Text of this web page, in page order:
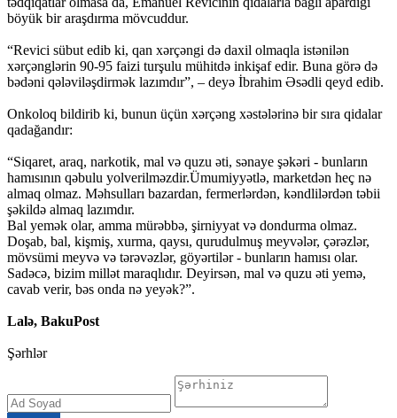
böyük bir araşdırma mövcuddur.
“Revici sübut edib ki, qan xərçəngi də daxil olmaqla istənilən
xərçənglərin 90-95 faizi turşulu mühitdə inkişaf edir. Buna görə də
bədəni qələviləşdirmək lazımdır”, – deyə İbrahim Əsədli qeyd edib.
Onkoloq bildirib ki, bunun üçün xərçəng xəstələrinə bir sıra qidalar
qadağandır:
“Siqaret, araq, narkotik, mal və quzu əti, sənaye şəkəri - bunların
hamısının qəbulu yolverilməzdir.Ümumiyyətlə, marketdən heç nə
almaq olmaz. Məhsulları bazardan, fermerlərdən, kəndlilərdən təbii
şəkildə almaq lazımdır.
Bal yemək olar, amma mürəbbə, şirniyyat və dondurma olmaz.
Doşab, bal, kişmiş, xurma, qaysı, qurudulmuş meyvələr, çərəzlər,
mövsümi meyvə və tərəvəzlər, göyərtilər - bunların hamısı olar.
Sadəcə, bizim millət maraqlıdır. Deyirsən, mal və quzu əti yemə,
cavab verir, bəs onda nə yeyək?”.
Lalə, BakuPost
Şərhlər